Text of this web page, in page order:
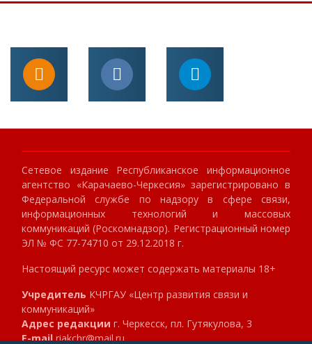
Сетевое издание Республиканское информационное
агентство «Карачаево-Черкесия» зарегистрировано в
Федеральной службе по надзору в сфере связи,
информационных технологий и массовых
коммуникаций (Роскомнадзор). Регистрационный номер
ЭЛ № ФС 77-74710 от 29.12.2018 г.
Настоящий ресурс может содержать материалы 18+
Учредитель КЧРГАУ «Центр развития связи и
коммуникаций»
Адрес редакции г. Черкесск, пл. Гутякулова, 3
E-mailriakchr@mail.ru